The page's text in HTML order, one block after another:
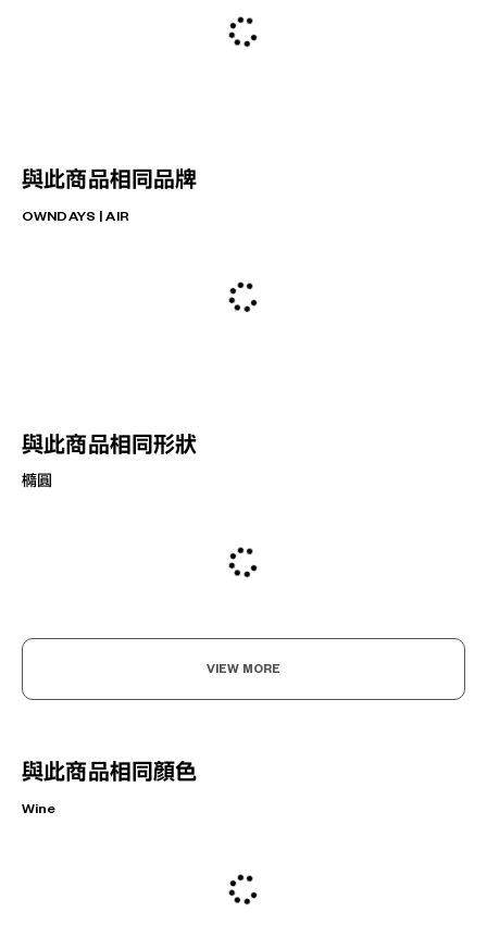
與此商品相同品牌
OWNDAYS | AIR
與此商品相同形狀
橢圓
VIEW MORE
與此商品相同顏色
Wine